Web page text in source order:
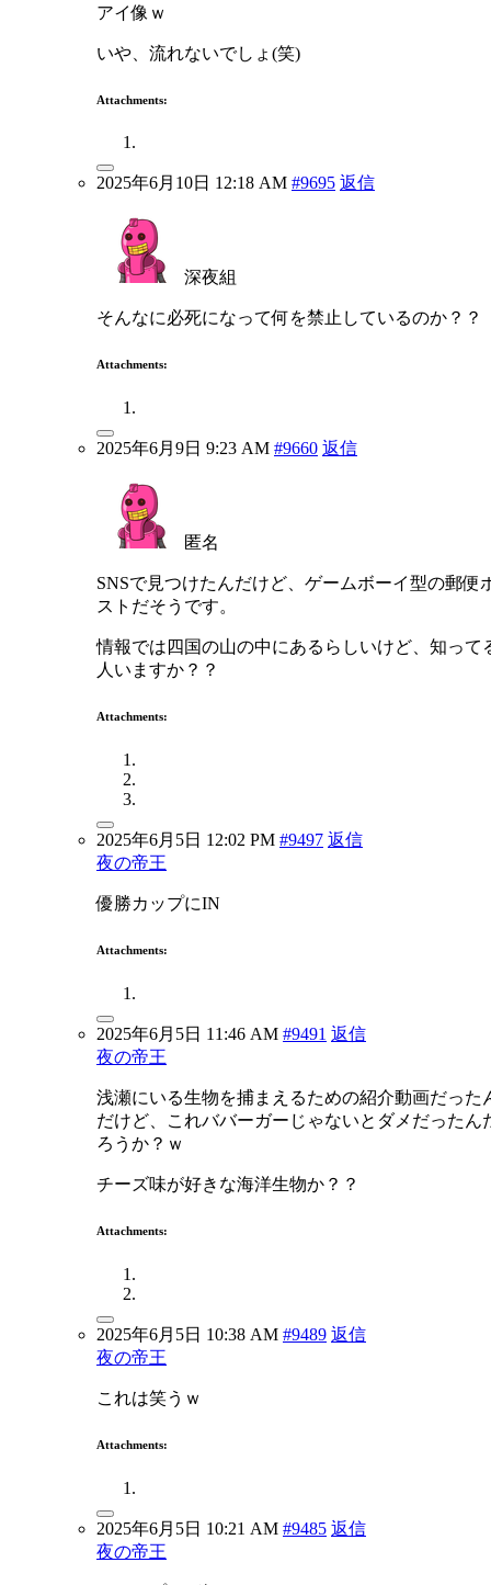
アイ像ｗ
いや、流れないでしょ(笑)
Attachments:
2025年6月10日 12:18 AM #9695 返信
深夜組
そんなに必死になって何を禁止しているのか？？
Attachments:
2025年6月9日 9:23 AM #9660 返信
匿名
SNSで見つけたんだけど、ゲームボーイ型の郵便
ストだそうです。
情報では四国の山の中にあるらしいけど、知って
人いますか？？
Attachments:
2025年6月5日 12:02 PM #9497 返信
夜の帝王
優勝カップにIN
Attachments:
2025年6月5日 11:46 AM #9491 返信
夜の帝王
浅瀬にいる生物を捕まえるための紹介動画だった
だけど、これババーガーじゃないとダメだったん
ろうか？ｗ
チーズ味が好きな海洋生物か？？
Attachments:
2025年6月5日 10:38 AM #9489 返信
夜の帝王
これは笑うｗ
Attachments:
2025年6月5日 10:21 AM #9485 返信
夜の帝王